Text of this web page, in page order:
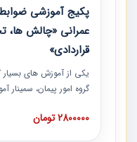
پکیج آموزشی
عمرانی «چالش ها،
قراردادی»
یکی از آموزش‏‏‏‏‏‏ های بسیار
گروه امور پیمان،
های عمرانی» چالش ها،
است که در محل
2800000 تومان